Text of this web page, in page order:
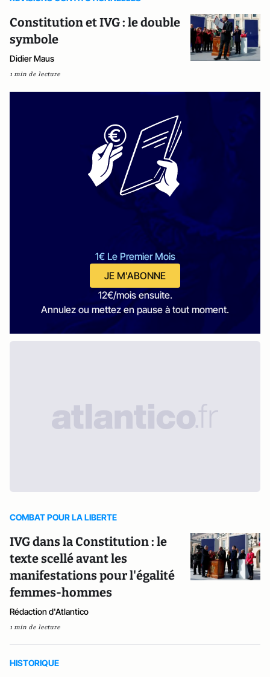
Constitution et IVG : le double
symbole
Didier Maus
1 min de lecture
1€ Le Premier Mois
JE M'ABONNE
12€/mois ensuite.
Annulez ou mettez en pause à tout moment.
COMBAT POUR LA LIBERTE
IVG dans la Constitution : le
texte scellé avant les
manifestations pour l'égalité
femmes-hommes
Rédaction d'Atlantico
1 min de lecture
HISTORIQUE